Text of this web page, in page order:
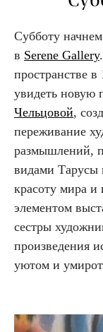
Субботу
в Serene Gallery
пространстве
увидеть новую
Чельцовой,
переживание
размышлений,
видами Тарусы
красоту мира
элементом
сестры
произведения
уютом и